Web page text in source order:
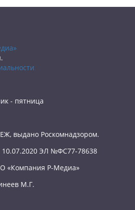
- пятница
выдано Роскомнадзором.
10.07.2020 ЭЛ №ФС77-78638
«Компания Р-Медиа»
М.Г.